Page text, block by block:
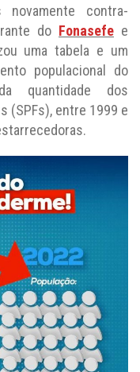
novamente contra-
do Fonasefe e
uma tabela e um
populacional do
quantidade dos
(SPFs), entre 1999 e